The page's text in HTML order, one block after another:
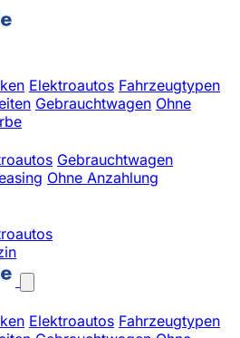
Elektroautos Fahrzeugtypen
Gebrauchtwagen Ohne
Gebrauchtwagen
Ohne Anzahlung
Elektroautos Fahrzeugtypen